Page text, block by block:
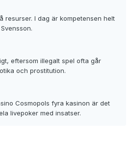
resurser. I dag är kompetensen helt
eftersom illegalt spel ofta går
och prostitution.
Cosmopols fyra kasinon är det
livepoker med insatser.